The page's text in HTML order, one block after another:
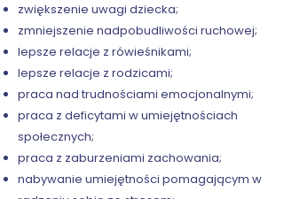
zwiększenie uwagi dziecka;
zmniejszenie nadpobudliwości ruchowej;
lepsze relacje z rówieśnikami;
lepsze relacje z rodzicami;
praca nad trudnościami emocjonalnymi;
praca z deficytami w umiejętnościach
społecznych;
praca z zaburzeniami zachowania;
nabywanie umiejętności pomagającym w